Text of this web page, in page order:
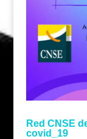
Red CNSE
covid_19